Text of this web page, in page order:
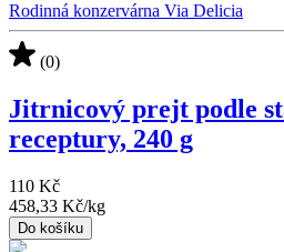
Rodinná konzervárna Via Delicia
(0)
Jitrnicový prejt podle
receptury, 240 g
110 Kč
458,33 Kč/kg
Do košíku